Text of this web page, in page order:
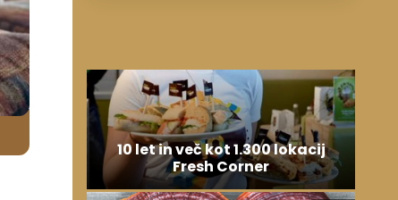
10 let in več kot 1.300 lokacij
Fresh Corner